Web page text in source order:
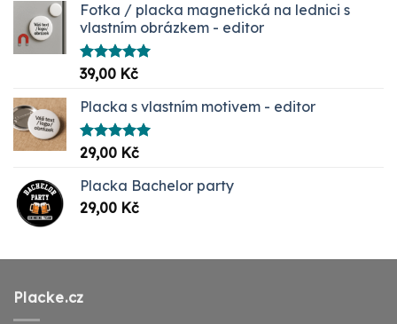
Fotka / placka magnetická na lednici s
vlastním obrázkem - editor
Hodnocení
5.00
39,00 Kč
Placka s vlastním motivem - editor
Hodnocení
5.00
29,00 Kč
Placka Bachelor party
29,00 Kč
Placke.cz